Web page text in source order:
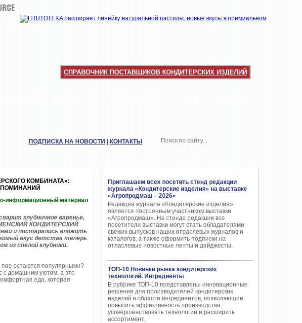
СПРАВОЧНИК ПОСТАВЩИКОВ КОНДИТЕРСКИХ ИЗДЕЛИЙ
Приглашаем всех посетить стенд редакции
журнала «Кондитерские изделия» на выставке
«Агропродмаш – 2026»
Редакция журнала «Кондитерские изделия»
является постоянным участником выставки
«Агропродмаш». На стенде редакции все
посетители выставки могут стать обладателями
свежих выпусков наших отраслевых журналов и
каталогов, а также оформить подписки на
отласлевые новостные ленты и дайджесты.
ТОП-10 Новинки рынка кондитерских
технологий. Ингредиенты
В рубрике ТОП-10 представлены инновационные
решения для производителей кондитерских
изделий в области ингредиентов, позволяющие
повысить эффективность производства,
усовершенствовать технологии и расширить
ассортимент.
ПОДПИСКА НА НОВОСТИ КОНТАКТЫ
КОМБИНАТА»:
информационный материал
клубничное варенье,
КОНДИТЕРСКИЙ
и постарались вложить
вкус детства теперь
из спелой клубники.
пор остаются популярными?
с домашним уютом, а это
еда, которая